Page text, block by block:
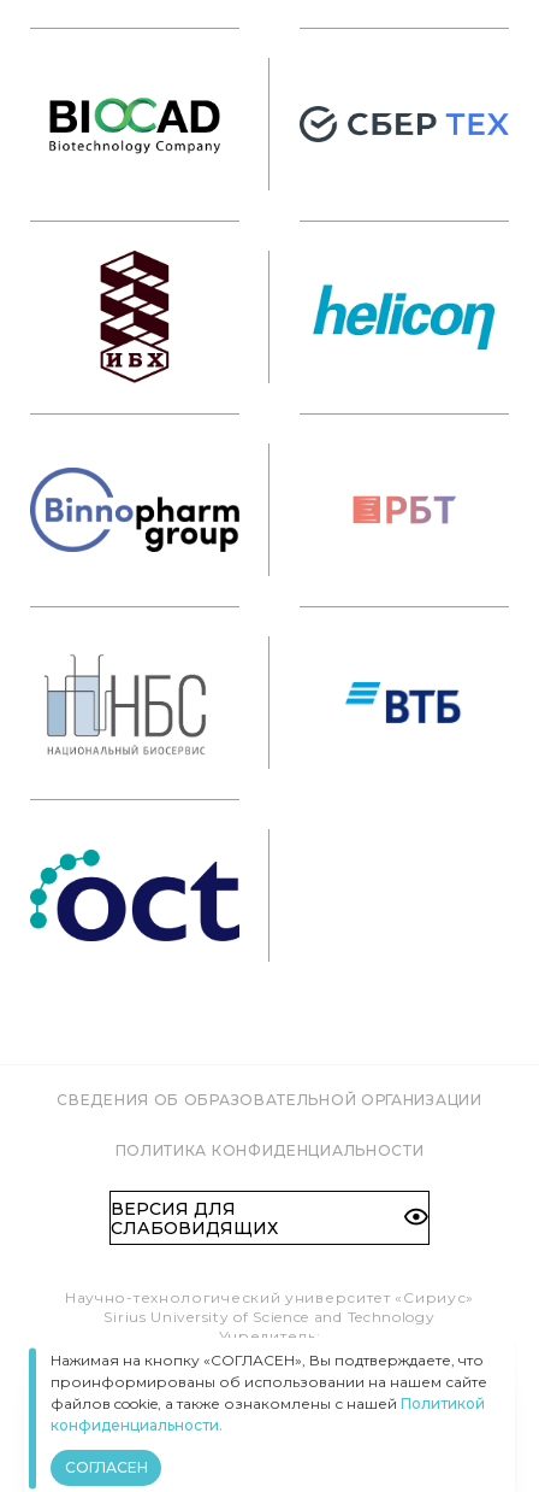
СВЕДЕНИЯ ОБ ОБРАЗОВАТЕЛЬНОЙ ОРГАНИЗАЦИИ
ПОЛИТИКА КОНФИДЕНЦИАЛЬНОСТИ
ВЕРСИЯ ДЛЯ
СЛАБОВИДЯЩИХ
Научно-технологический университет «Сириус»
Sirius University of Science and Technology
Учредитель:
Образовательный Фонд «Талант и успех»
Федеральная территория «Сириус»,
Тел.:8 (800) 100 41 55
info@siriusuniversity.ru
ВСЕ ПРАВА ЗАЩИЩЕНЫ © УНИВЕРСИТЕТ «СИРИУС», 2020–
Нажимая на кнопку «СОГЛАСЕН», Вы подтверждаете, что
проинформированы об использовании на нашем сайте
файлов cookie, а также ознакомлены с нашей Политикой
конфиденциальности.
СОГЛАСЕН